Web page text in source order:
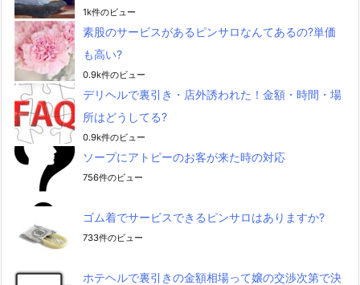
1k件のビュー
素股のサービスがあるピンサロなんてあるの?単価
も高い?
0.9k件のビュー
デリヘルで裏引き・店外誘われた！金額・時間・場
所はどうしてる?
0.9k件のビュー
ソープにアトピーのお客が来た時の対応
756件のビュー
ゴム着でサービスできるピンサロはありますか?
733件のビュー
ホテヘルで裏引きの金額相場って嬢の交渉次第で決